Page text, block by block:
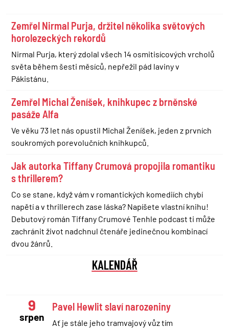
Zemřel Nirmal Purja, držitel několika světových
horolezeckých rekordů
Nirmal Purja, který zdolal všech 14 osmitisícových vrcholů
světa během šesti měsíců, nepřežil pád laviny v
Pákistánu.
Zemřel Michal Ženíšek, knihkupec z brněnské
pasáže Alfa
Ve věku 73 let nás opustil Michal Ženíšek, jeden z prvních
soukromých porevolučních knihkupců.
Jak autorka Tiffany Crumová propojila romantiku
s thrillerem?
Co se stane, když vám v romantických komediích chybí
napětí a v thrillerech zase láska? Napíšete vlastní knihu!
Debutový román Tiffany Crumové Tenhle podcast ti může
zachránit život nadchnul čtenáře jedinečnou kombinací
dvou žánrů.
KALENDÁŘ
9
srpen
Pavel Hewlit slaví narozeniny
Ať je stále jeho tramvajový vůz tím